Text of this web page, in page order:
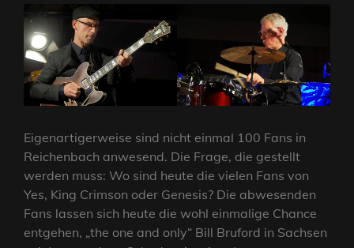
Eigenartigerweise sind nicht einmal 100 Fans in
Reichenbach anwesend. Die Frage, die gestellt
werden muss: Wo sind heute die vielen Fans von
Yes, King Crimson oder Genesis? Die abwesenden
Fans lassen sich heute die wohl einmalige Chance
entgehen, „the one and only“ Bill Bruford in Sachsen